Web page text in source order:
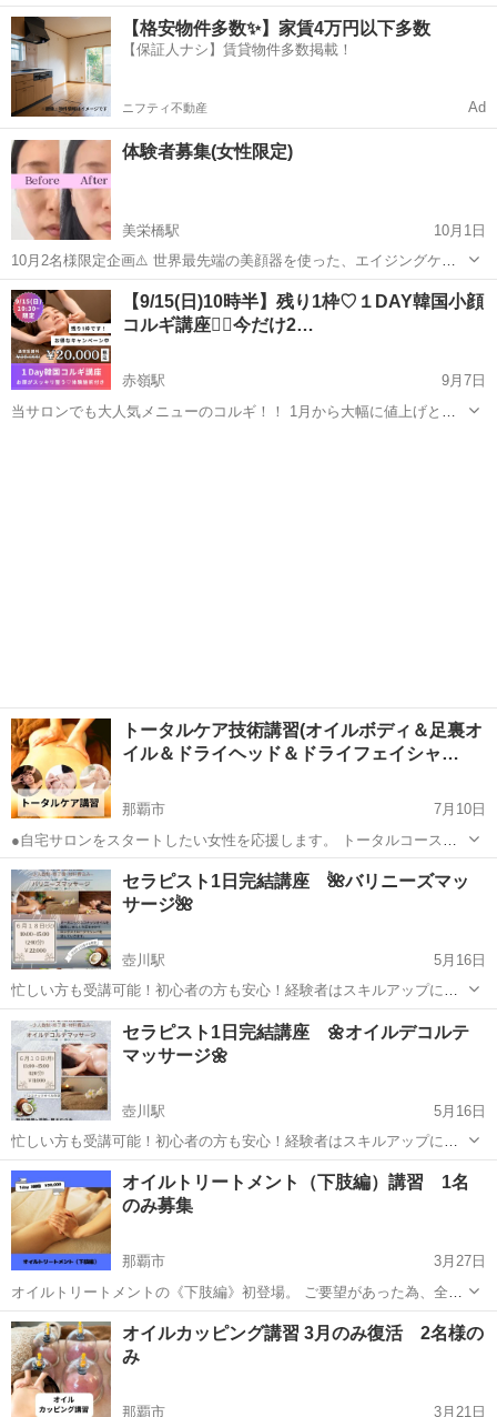
スタッフ育成に関わってきたスタッフが担当。 座学の時間を省いてい
るので、この金額でのご提供が可能になっています。(座学を除いてい
るとはいえ、必要な事は講...
沖縄 那覇市 エステ 短期
【格安物件多数✨】家賃4万円以下多数
【保証人ナシ】賃貸物件多数掲載！
ニフティ不動産 Ad
体験者募集(女性限定)
美栄橋駅
10月1日
10月2名様限定企画⚠️ 世界最先端の美顔器を使った、エイジングケア
コース(60分6,000円コース)を、2名様限定2,000円で施術いたします。
毛穴、ニキビ、シミ、シワ、くすみ、老化、スキンケア方法がわから
な...
沖縄 那覇市 美栄橋駅 エステ 毛穴
【9/15(日)10時半】残り1枠♡１DAY韓国小顔
コルギ講座❤️‍🔥今だけ2…
赤嶺駅
9月7日
当サロンでも大人気メニューのコルギ！！ 1月から大幅に値上げとな
トータルケア技術講習(オイルボディ＆足裏オ
イル＆ドライヘッド＆ドライフェイシャ…
那覇市
7月10日
●自宅サロンをスタートしたい女性を応援します。 トータルコースの
要望があった為、今回初登場。 技術講習メインになりますが 必要な知
識は資料や口頭にてお伝えします。 これだけできれば、 すぐにでも自
宅サロンが スタートできる...
沖縄 那覇市 エステ ヘッド
セラピスト1日完結講座 🌺バリニーズマッ
サージ🌺
壺川駅
5月16日
忙しい方も受講可能！初心者の方も安心！経験者はスキルアップに！
~少人数制.修了書.材料費込み~ 🥥バリニーズマッサージ🥥 オーガニッ
クココナッツオイルを使用し､ゆっくり圧をかけロングストロークでリ
ンパを流していきます。 ...
沖縄 那覇市 壺川駅 エステ バリニーズ
セラピスト1日完結講座 🌼オイルデコルテ
マッサージ🌼
壺川駅
5月16日
忙しい方も受講可能！初心者の方も安心！経験者はスキルアップに！
~少人数制.修了書.材料費込み~ 🥥オイルデコルテマッサージ🥥 オーガ
ニックココナッツオイルを使用し､ 胸元(鎖骨)・首筋〜肩まわりをオイ
ルでマッサージします...
沖縄 那覇市 壺川駅 エステ 講座
オイルトリートメント（下肢編）講習 1名
のみ募集
那覇市
3月27日
オイルトリートメントの《下肢編》初登場。 ご要望があった為、全身
オイルトリートメントとは 分けて講習します。 ⭐︎経絡を使った流れで
の施術 ⭐︎筋肉へのアプローチ ⭐︎経穴（ツボ）の使い方など 1day3時間
ほど。 ¥...
沖縄 那覇市 エステ 経絡
オイルカッピング講習 3月のみ復活 2名様の
み
那覇市 3月21日